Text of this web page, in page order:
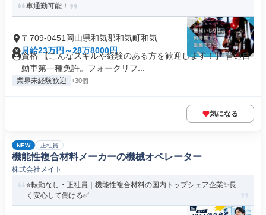
車通勤可能！
〒709-0451岡山県和気郡和気町和気
月給23万円～28万8000円
資格 【こんなスキルや経験のある方を歓迎します！】 普通自
動車第一種免許。フォークリフ...
業界未経験歓迎 +30個
気になる
NEW 正社員
機能性複合材料メーカーの機械オペレーター
株式会社メイト
⭐転勤なし・正社員｜機能性複合材料の国内トップシェア企業✨長
く安心して働ける✅